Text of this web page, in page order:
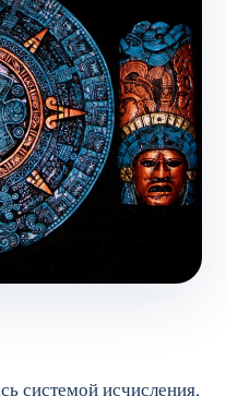
системой исчисления,